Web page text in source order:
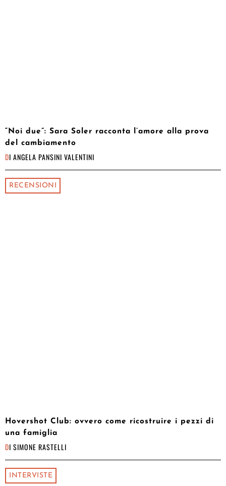
“Noi due”: Sara Soler racconta l’amore alla prova
del cambiamento
DI ANGELA PANSINI VALENTINI
RECENSIONI
Hovershot Club: ovvero come ricostruire i pezzi di
una famiglia
DI SIMONE RASTELLI
INTERVISTE